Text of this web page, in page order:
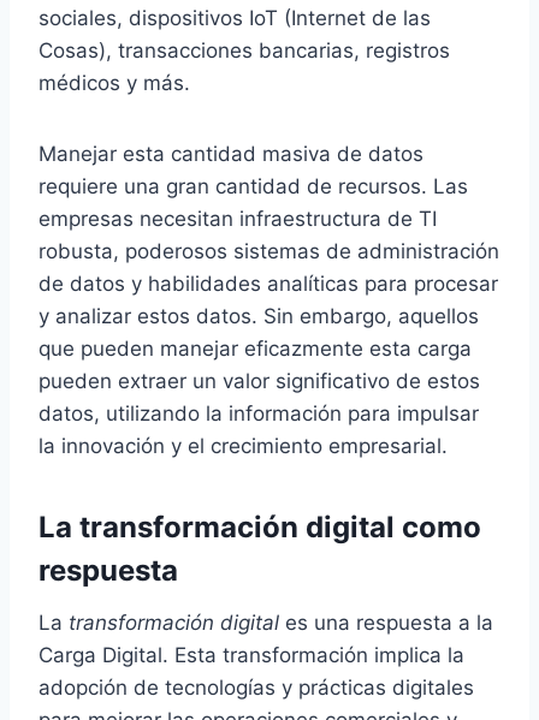
sociales, dispositivos IoT (Internet de las
Cosas), transacciones bancarias, registros
médicos y más.
Manejar esta cantidad masiva de datos
requiere una gran cantidad de recursos. Las
empresas necesitan infraestructura de TI
robusta, poderosos sistemas de administración
de datos y habilidades analíticas para procesar
y analizar estos datos. Sin embargo, aquellos
que pueden manejar eficazmente esta carga
pueden extraer un valor significativo de estos
datos, utilizando la información para impulsar
la innovación y el crecimiento empresarial.
La transformación digital como
respuesta
La transformación digital es una respuesta a la
Carga Digital. Esta transformación implica la
adopción de tecnologías y prácticas digitales